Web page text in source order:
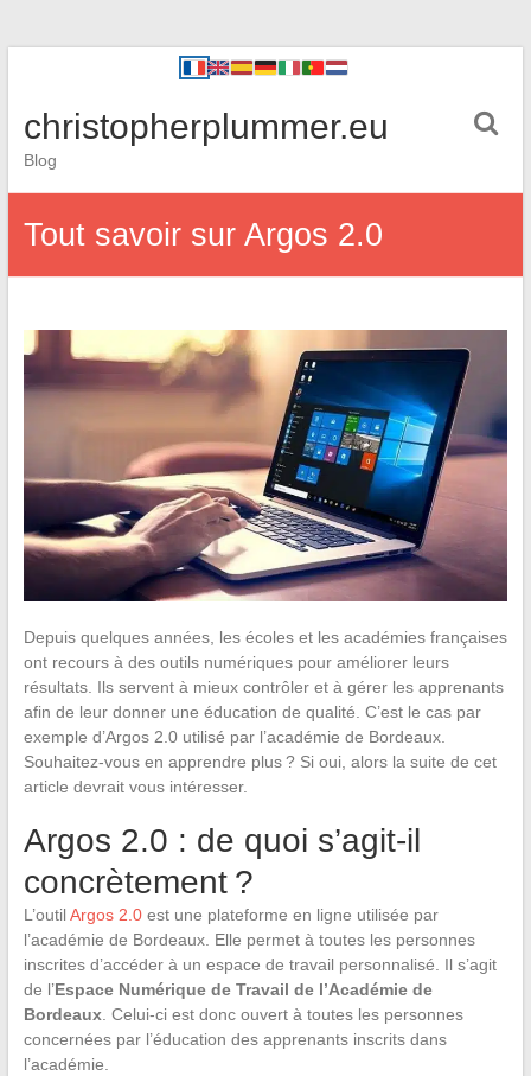
christopherplummer.eu
Blog
Tout savoir sur Argos 2.0
Depuis quelques années, les écoles et les académies françaises
ont recours à des outils numériques pour améliorer leurs
résultats. Ils servent à mieux contrôler et à gérer les apprenants
afin de leur donner une éducation de qualité. C’est le cas par
exemple d’Argos 2.0 utilisé par l’académie de Bordeaux.
Souhaitez-vous en apprendre plus ? Si oui, alors la suite de cet
article devrait vous intéresser.
Argos 2.0 : de quoi s’agit-il
concrètement ?
L’outilArgos 2.0est une plateforme en ligne utilisée par
l’académie de Bordeaux. Elle permet à toutes les personnes
inscrites d’accéder à un espace de travail personnalisé. Il s’agit
de l’Espace Numérique de Travail de l’Académie de
Bordeaux. Celui-ci est donc ouvert à toutes les personnes
concernées par l’éducation des apprenants inscrits dans
l’académie.